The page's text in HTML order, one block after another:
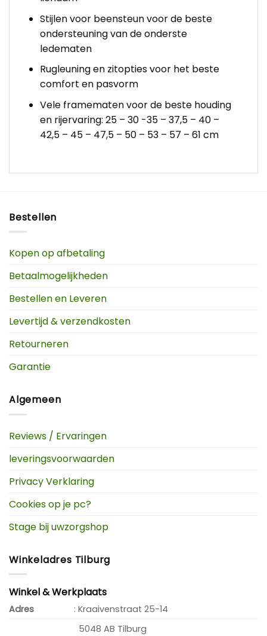
Stijlen voor beensteun voor de beste
ondersteuning van de onderste
ledematen
Rugleuning en zitopties voor het beste
comfort en pasvorm
Vele framematen voor de beste houding
en rijervaring: 25 – 30 -35 – 37,5 – 40 –
42,5 – 45 – 47,5 – 50 – 53 – 57 – 61 cm
Bestellen
Kopen op afbetaling
Betaalmogelijkheden
Bestellen en Leveren
Levertijd & verzendkosten
Retourneren
Garantie
Algemeen
Reviews / Ervaringen
leveringsvoorwaarden
Privacy Verklaring
Cookies op je pc?
Stage bij uwzorgshop
Winkeladres Tilburg
Winkel & Werkplaats
Adres
: Kraaivenstraat 25-14
5048 AB Tilburg